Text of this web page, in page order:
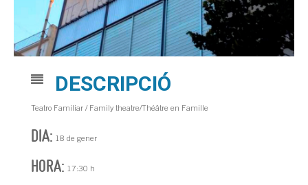
DESCRIPCIÓ
Teatro Familiar / Family theatre/Théâtre en Famille
DIA: 18 de gener
HORA: 17:30 h